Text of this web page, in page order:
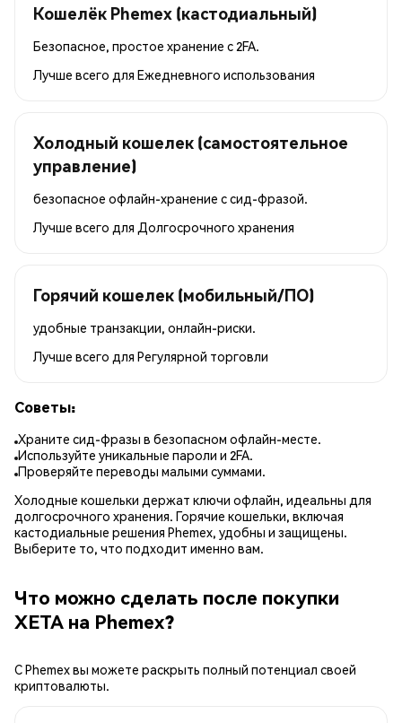
Кошелёк Phemex (кастодиальный)
Безопасное, простое хранение с 2FA.
Лучше всего для Ежедневного использования
Холодный кошелек (самостоятельное
управление)
безопасное офлайн-хранение с сид-фразой.
Лучше всего для Долгосрочного хранения
Горячий кошелек (мобильный/ПО)
удобные транзакции, онлайн-риски.
Лучше всего для Регулярной торговли
Советы:
Храните сид-фразы в безопасном офлайн-месте.
Используйте уникальные пароли и 2FA.
Проверяйте переводы малыми суммами.
Холодные кошельки держат ключи офлайн, идеальны для
долгосрочного хранения. Горячие кошельки, включая
кастодиальные решения Phemex, удобны и защищены.
Выберите то, что подходит именно вам.
Что можно сделать после покупки
XETA на Phemex?
С Phemex вы можете раскрыть полный потенциал своей
криптовалюты.